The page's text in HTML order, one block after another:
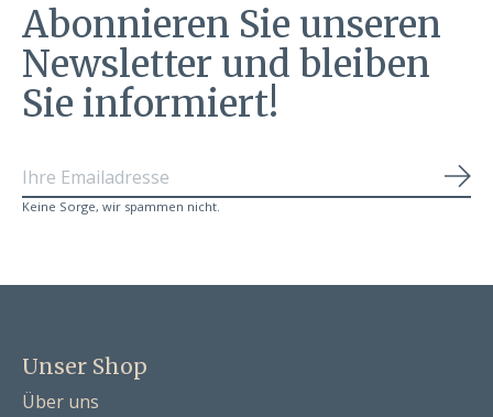
Abonnieren Sie unseren
Newsletter und bleiben
Sie informiert!
Keine Sorge, wir spammen nicht.
Unser Shop
Über uns